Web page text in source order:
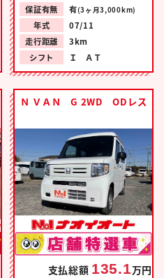
保証有無
有(3ヶ月3,000km)
年式
07/11
走行距離
3km
シフト
Ｉ ＡＴ
Ｎ ＶＡＮ G 2WD ODレス
支払総額 135.1万円